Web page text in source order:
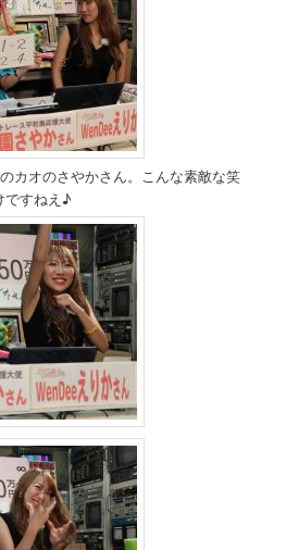
カオのさやかさん。こんな素敵な笑
ですねえ♪